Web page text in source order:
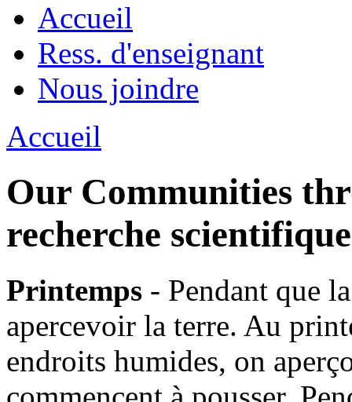
Accueil
Ress. d'enseignant
Nous joindre
Accueil
Our Communities
recherche scientifique
Printemps - Pendant que
apercevoir la terre. Au
endroits humides, on